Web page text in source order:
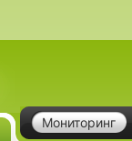
Мониторинг